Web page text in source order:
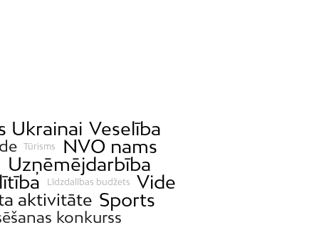
Ukrainai Veselība
Tūrisms
NVO nams
Uzņēmējdarbība
Līdzdalības budžets
Vide
aktivitāte Sports
konkurss